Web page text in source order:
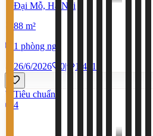
Đại Mỗ, Hà Nội
88 m²
1 phòng ngủ
26/6/2026
0| 1.461
Tiêu chuẩn
4